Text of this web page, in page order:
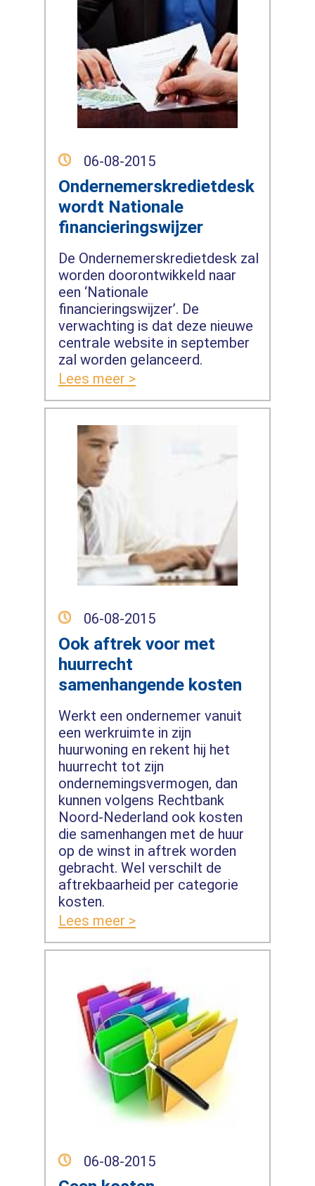
06-08-2015
Ondernemerskredietdesk
wordt Nationale
financieringswijzer
De Ondernemerskredietdesk zal
worden doorontwikkeld naar
een ‘Nationale
financieringswijzer’. De
verwachting is dat deze nieuwe
centrale website in september
zal worden gelanceerd.
Lees meer >
06-08-2015
Ook aftrek voor met
huurrecht
samenhangende kosten
Werkt een ondernemer vanuit
een werkruimte in zijn
huurwoning en rekent hij het
huurrecht tot zijn
ondernemingsvermogen, dan
kunnen volgens Rechtbank
Noord-Nederland ook kosten
die samenhangen met de huur
op de winst in aftrek worden
gebracht. Wel verschilt de
aftrekbaarheid per categorie
kosten.
Lees meer >
06-08-2015